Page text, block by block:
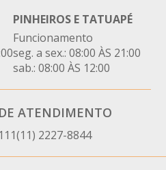
PINHEIROS E TATUAPÉ
Funcionamento
seg. a sex.: 08:00 ÀS 21:00
sab.: 08:00 ÀS 12:00
ATENDIMENTO
(11) 2227-8844